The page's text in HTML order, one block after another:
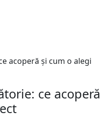
acoperă și cum o alegi
ce acoperă